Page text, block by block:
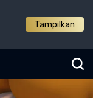
Tampilkan